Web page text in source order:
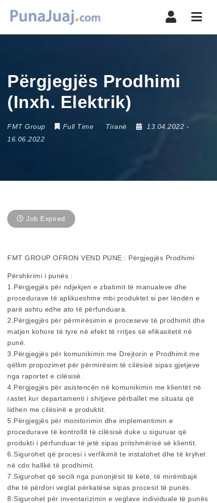
Përgjegjës Prodhimi
(Inxh. Elektrik)
FMT Group Full Time Tiranë 13.04.2022 -
16.06.2022
Job Expired
FMT GROUP OFRON VEND PUNE : Përgjegjës Prodhimi
Përshkrimi i punës :
1.Përgjegjës për ndjekjen e zbatimit të manualeve dhe
procedurave të aplikueshme mbi produktet si per lëndën e
parë ashtu edhe ato të përfunduara.
2.Përgjegjës për përmirësimin e proceseve të prodhimit dhe
matjen kohore të tyre në efekt të rritjes së efikasitetit në
punë.
3.Përgjegjës për komunikimin me Drejtorin e Prodhimit me
qëllim propozimet për përmirësim të cilësisë sipas gjetjeve
nga raportet e cilësisë.
4.Përgjegjës për asistencën në komunikimin me klientët në
rastet kur departamenti i shitjeve përballet me situata që
lidhen me cilësinë e produktit.
5.Përgjegjës për monitorimin dhe implementimin e
procedurave të kontrollit të cilësisë duke u siguruar që
produkti i përfunduar të jetë sipas pritshmërisë së klientit.
6.Sigurohet që procesi i verfikimit te instalohet dhe të kryhet
në cdo hallkë të prodhimit.
7.Sigurohet që secili nga punonjësit të ketë, të mirëmbajë
dhe të përdori veglat përkatëse sipas procesit të punës.
8.Sigurohet për inventarizimin e veglave individuale të punës